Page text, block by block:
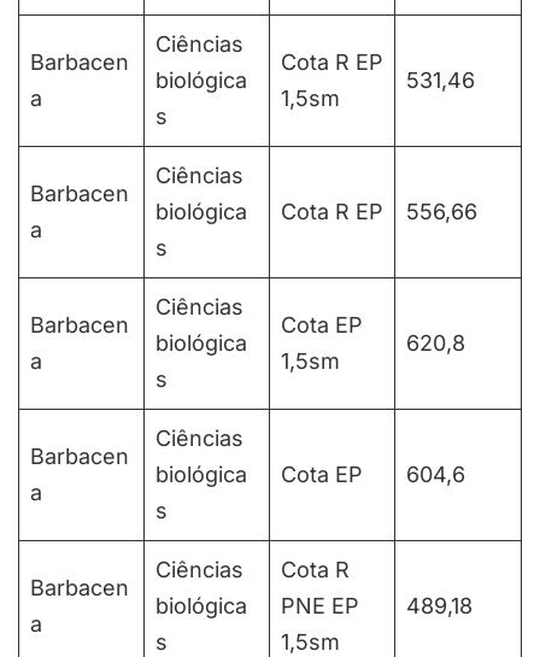
Barbacen
a
Ciências
biológica
s
Cota R EP
1,5sm
531,46
Barbacen
a
Ciências
biológica
s
Cota R EP 556,66
Barbacen
a
Ciências
biológica
s
Cota EP
1,5sm
620,8
Barbacen
a
Ciências
biológica
s
Cota EP 604,6
Barbacen
a
Ciências
biológica
s
Cota R
PNE EP
1,5sm
489,18